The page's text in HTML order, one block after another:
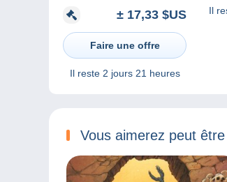
LYON képis bottes armes
décorations ...
± 17,33 $US
Faire une offre
Il reste 2 jours 21 heures
Il
Vous aimerez peut